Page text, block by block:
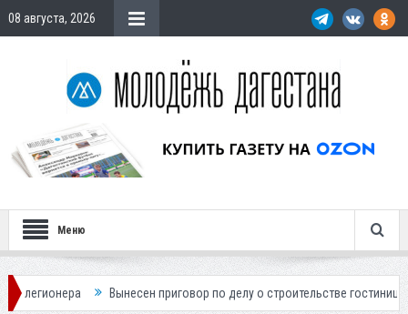
08 августа, 2026
Меню
приговор по делу о строительстве гостиницы у Ханагского